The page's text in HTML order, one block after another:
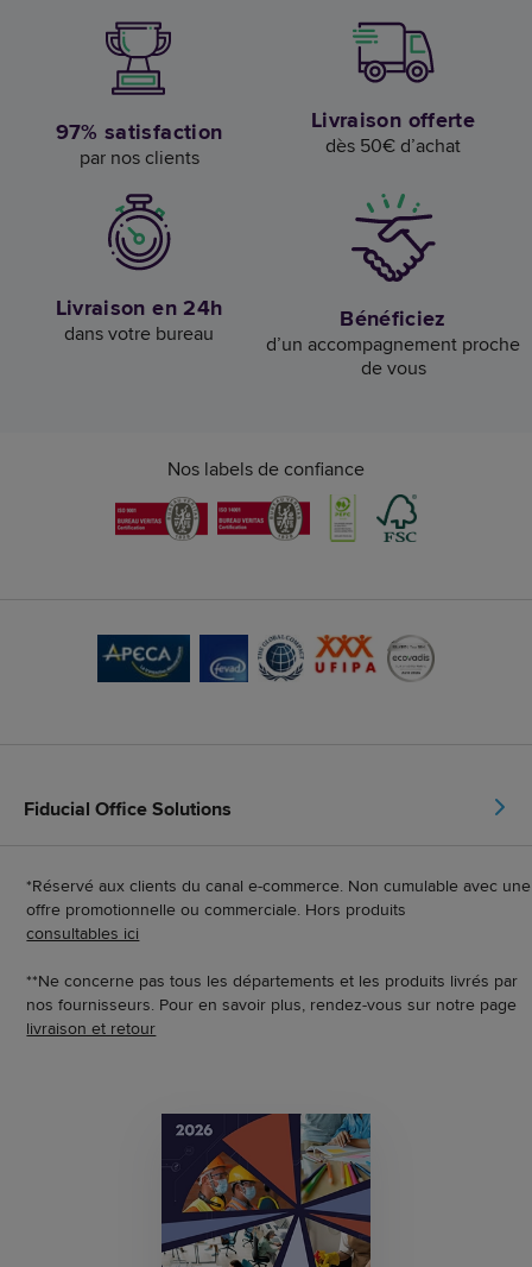
97% satisfaction
par nos clients
Livraison offerte
dès 50€ d’achat
Livraison en 24h
dans votre bureau Bénéficiez
d’un accompagnement proche
de vous
Nos labels de confiance
Fiducial Office Solutions
*Réservé aux clients du canal e-commerce. Non cumulable avec une
offre promotionnelle ou commerciale. Hors produits
consultables ici
**Ne concerne pas tous les départements et les produits livrés par
nos fournisseurs. Pour en savoir plus, rendez-vous sur notre page
livraison et retour